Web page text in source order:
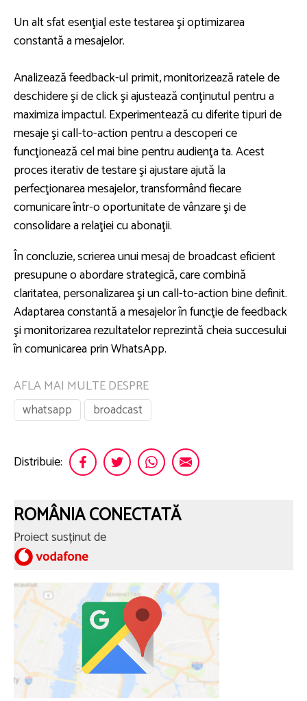
Un alt sfat esenţial este testarea şi optimizarea
constantă a mesajelor.
Analizează feedback-ul primit, monitorizează ratele de
deschidere şi de click şi ajustează conţinutul pentru a
maximiza impactul. Experimentează cu diferite tipuri de
mesaje şi call-to-action pentru a descoperi ce
funcţionează cel mai bine pentru audienţa ta. Acest
proces iterativ de testare şi ajustare ajută la
perfecţionarea mesajelor, transformând fiecare
comunicare într-o oportunitate de vânzare şi de
consolidare a relaţiei cu abonaţii.
În concluzie, scrierea unui mesaj de broadcast eficient
presupune o abordare strategică, care combină
claritatea, personalizarea şi un call-to-action bine definit.
Adaptarea constantă a mesajelor în funcţie de feedback
şi monitorizarea rezultatelor reprezintă cheia succesului
în comunicarea prin WhatsApp.
AFLA MAI MULTE DESPRE
whatsapp
broadcast
Distribuie:
ROMÂNIA CONECTATĂ
Proiect susținut de